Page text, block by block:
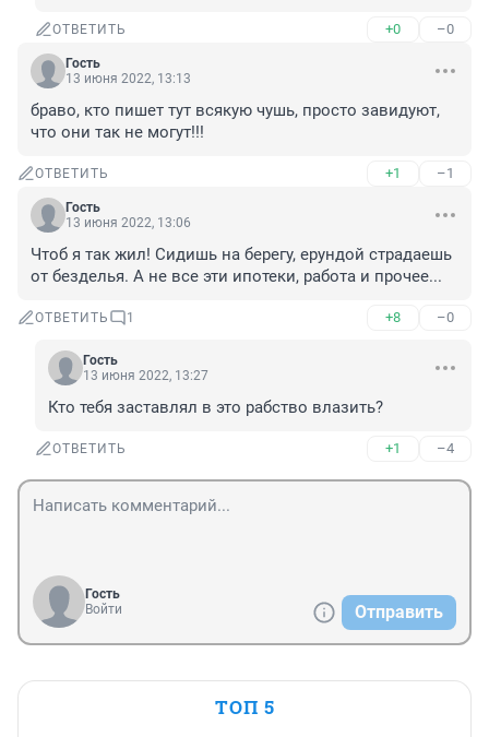
ОТВЕТИТЬ +0 –0
Гость
13 июня 2022, 13:13
браво, кто пишет тут всякую чушь, просто завидуют,
что они так не могут!!!
ОТВЕТИТЬ +1 –1
Гость
13 июня 2022, 13:06
Чтоб я так жил! Сидишь на берегу, ерундой страдаешь
от безделья. А не все эти ипотеки, работа и прочее...
ОТВЕТИТЬ 1 +8 –0
Гость
13 июня 2022, 13:27
Кто тебя заставлял в это рабство влазить?
ОТВЕТИТЬ +1 –4
Гость
Войти
Отправить
ТОП 5